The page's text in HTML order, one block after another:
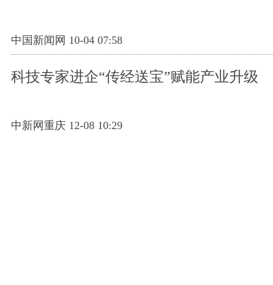
中国新闻网 10-04 07:58
科技专家进企“传经送宝”赋能产业升级
中新网重庆 12-08 10:29